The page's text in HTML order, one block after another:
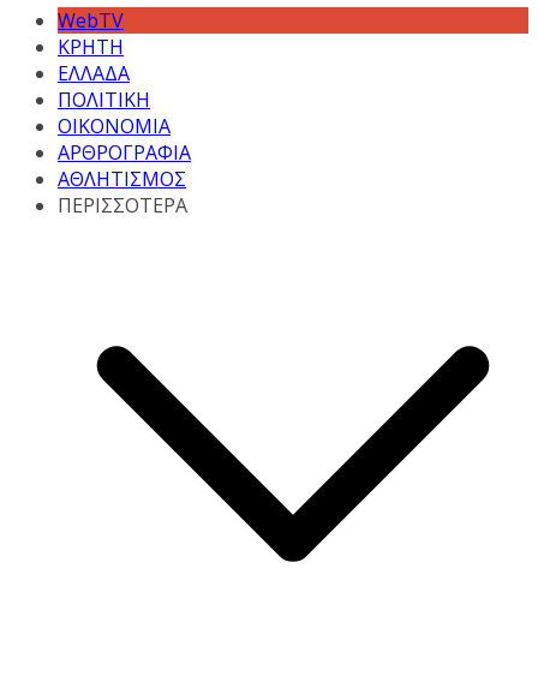
WebTV
ΚΡΗΤΗ
ΕΛΛΑΔΑ
ΠΟΛΙΤΙΚΗ
ΟΙΚΟΝΟΜΙΑ
ΑΡΘΡΟΓΡΑΦΙΑ
ΑΘΛΗΤΙΣΜΟΣ
ΠΕΡΙΣΣΟΤΕΡΑ